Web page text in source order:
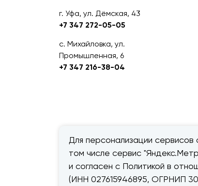
Для персонализации сервисов
том числе сервис
и согласен с Политикой в
(ИНН 027615946895, ОГРНИП
г. Уфа, ул. Дёмская, 43
+7 347 272-05-05
с. Михайловка, ул.
Промышленная, 6
+7 347 216-38-04
© 2026 — «Дачник».Правовая
информация